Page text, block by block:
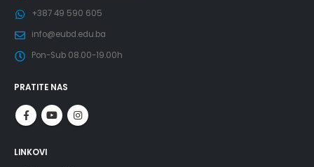
+387 49 590 605
info@eubd.edu.ba
Pon-Sub 08.00-19.00h
PRATITE NAS
LINKOVI